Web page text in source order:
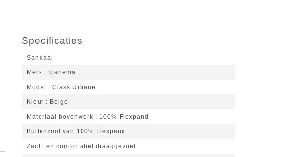
Specificaties
Sandaal
Merk Ipanema
Model Class Urbane
Kleur Beige
Materiaal bovenwerk 100% Flexpand
Buitenzool van 100% Flexpand
Zacht en comfortabel draaggevoel